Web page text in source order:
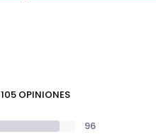
105 OPINIONES
96